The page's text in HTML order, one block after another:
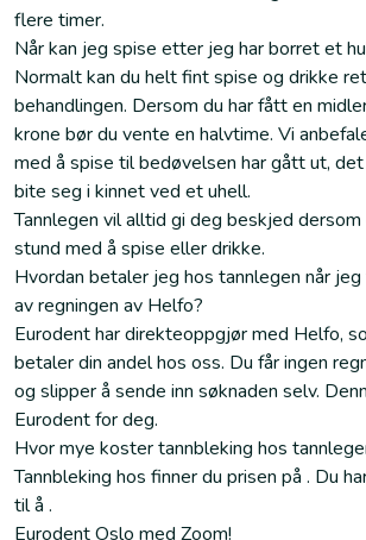
flere timer.
Når kan jeg spise etter jeg har borret et
Normalt kan du helt fint spise og drikke
behandlingen. Dersom du har fått en
krone bør du vente en halvtime. Vi
med å spise til bedøvelsen har gått ut,
bite seg i kinnet ved et uhell.
Tannlegen vil alltid gi deg beskjed
stund med å spise eller drikke.
Hvordan betaler jeg hos tannlegen når
av regningen av Helfo?
Eurodent har direkteoppgjør med Helfo,
betaler din andel hos oss. Du får ingen
og slipper å sende inn søknaden selv.
Eurodent for deg.
Hvor mye koster tannbleking hos
Tannbleking hos finner du prisen på . Du
til å .
Eurodent Oslo med Zoom!